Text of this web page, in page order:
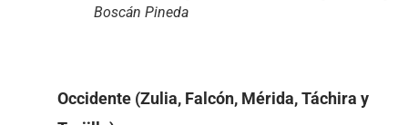
Boscán Pineda
Occidente (Zulia, Falcón, Mérida, Táchira y